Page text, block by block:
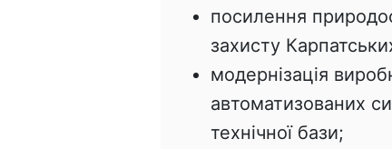
посилення
захисту
модернізація
автоматизованих
технічної бази;